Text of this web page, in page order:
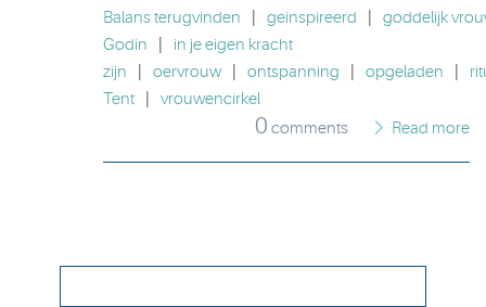
Balans terugvinden geinspireerd
goddelijk
Godin
in je eigen kracht
zijn
oervrouw ontspanning opgeladen
Tent
vrouwencirkel
0 comments Read more